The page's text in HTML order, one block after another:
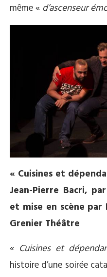
même « d’ascenseur
« Cuisines et
Jean-Pierre Bacri,
et mise en scène
Grenier Théâtre
« Cuisines et
histoire d’une soirée